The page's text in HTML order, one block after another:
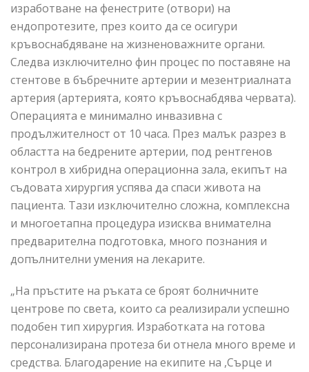
изработване на фенестрите (отвори) на
ендопротезите, през които да се осигури
кръвоснабдяване на жизненоважните органи.
Следва изключително фин процес по поставяне на
стентове в бъбречните артерии и мезентриалната
артерия (артерията, която кръвоснабдява червата).
Операцията е минимално инвазивна с
продължителност от 10 часа. През малък разрез в
областта на бедрените артерии, под рентгенов
контрол в хибридна операционна зала, екипът на
съдовата хирургия успява да спаси живота на
пациента. Тази изключително сложна, комплексна
и многоетапна процедура изисква внимателна
предварителна подготовка, много познания и
допълнителни умения на лекарите.
„На пръстите на ръката се броят болничните
центрове по света, които са реализирали успешно
подобен тип хирургия. Изработката на готова
персонализирана протеза би отнела много време и
средства. Благодарение на екипите на ,Сърце и